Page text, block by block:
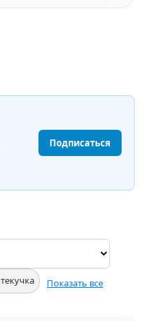
Подписаться
Показать все